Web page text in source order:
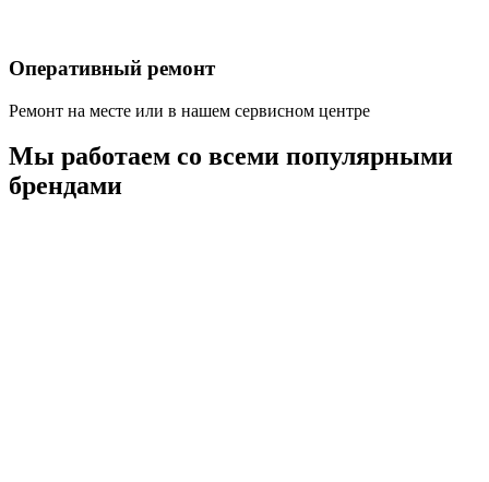
Оперативный ремонт
Ремонт на месте или в нашем сервисном центре
Мы работаем со всеми популярными
брендами